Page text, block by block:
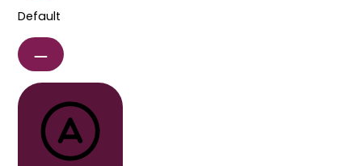
Default